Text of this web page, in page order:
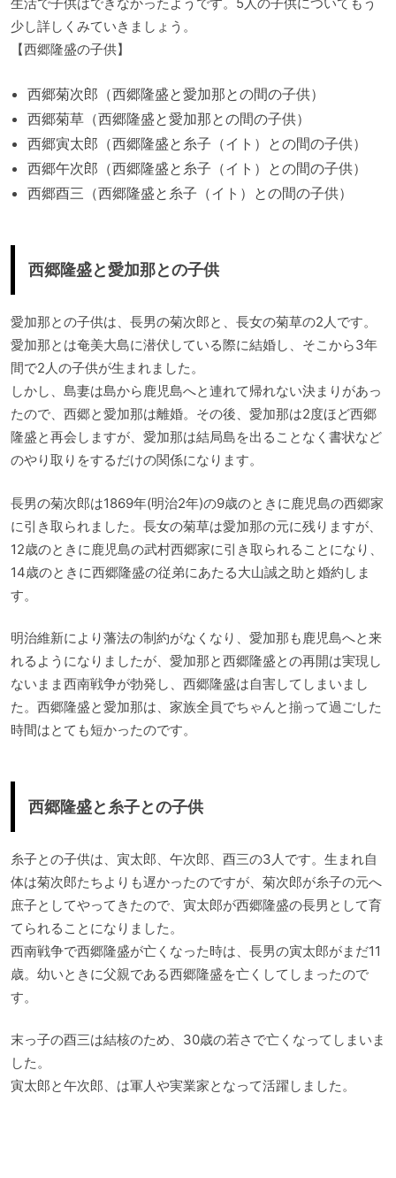
少し詳しくみていきましょう。
【西郷隆盛の子供】
西郷菊次郎（西郷隆盛と愛加那との間の子供）
西郷菊草（西郷隆盛と愛加那との間の子供）
西郷寅太郎（西郷隆盛と糸子（イト）との間の子供）
西郷午次郎（西郷隆盛と糸子（イト）との間の子供）
西郷酉三（西郷隆盛と糸子（イト）との間の子供）
西郷隆盛と愛加那との子供
愛加那との子供は、長男の菊次郎と、長女の菊草の2人です。
愛加那とは奄美大島に潜伏している際に結婚し、そこから3年
間で2人の子供が生まれました。
しかし、島妻は島から鹿児島へと連れて帰れない決まりがあっ
たので、西郷と愛加那は離婚。その後、愛加那は2度ほど西郷
隆盛と再会しますが、愛加那は結局島を出ることなく書状など
のやり取りをするだけの関係になります。
長男の菊次郎は1869年(明治2年)の9歳のときに鹿児島の西郷家
に引き取られました。長女の菊草は愛加那の元に残りますが、
12歳のときに鹿児島の武村西郷家に引き取られることになり、
14歳のときに西郷隆盛の従弟にあたる大山誠之助と婚約しま
す。
明治維新により藩法の制約がなくなり、愛加那も鹿児島へと来
れるようになりましたが、愛加那と西郷隆盛との再開は実現し
ないまま西南戦争が勃発し、西郷隆盛は自害してしまいまし
た。西郷隆盛と愛加那は、家族全員でちゃんと揃って過ごした
時間はとても短かったのです。
西郷隆盛と糸子との子供
糸子との子供は、寅太郎、午次郎、酉三の3人です。生まれ自
体は菊次郎たちよりも遅かったのですが、菊次郎が糸子の元へ
庶子としてやってきたので、寅太郎が西郷隆盛の長男として育
てられることになりました。
西南戦争で西郷隆盛が亡くなった時は、長男の寅太郎がまだ11
歳。幼いときに父親である西郷隆盛を亡くしてしまったので
す。
末っ子の酉三は結核のため、30歳の若さで亡くなってしまいま
した。
寅太郎と午次郎、は軍人や実業家となって活躍しました。